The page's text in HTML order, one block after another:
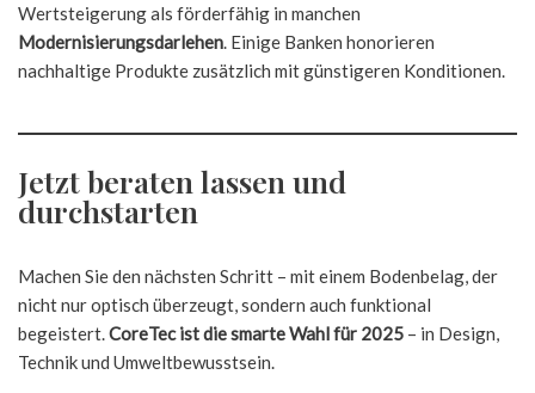
Wertsteigerung als förderfähig in manchen
Modernisierungsdarlehen. Einige Banken honorieren
nachhaltige Produkte zusätzlich mit günstigeren Konditionen.
Jetzt beraten lassen und
durchstarten
Machen Sie den nächsten Schritt – mit einem Bodenbelag, der
nicht nur optisch überzeugt, sondern auch funktional
begeistert.CoreTec ist die smarte Wahl für 2025 – in Design,
Technik und Umweltbewusstsein.